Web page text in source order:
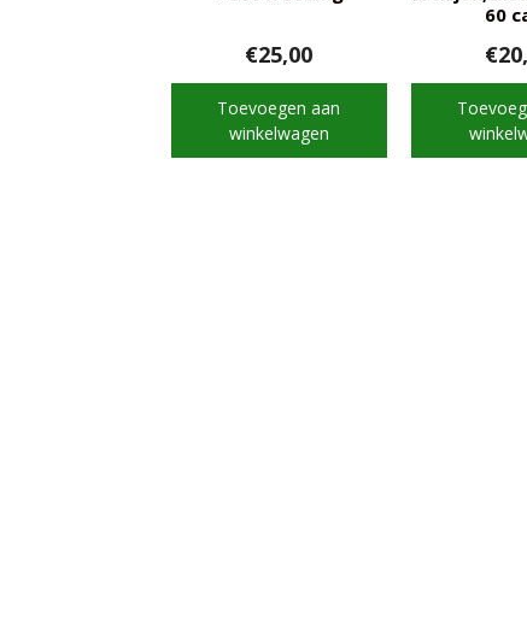
€25,00
Toevoegen aan
winkelwagen
60
€